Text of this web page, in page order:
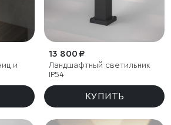
и
13 800 ₽
Ландшафтный светильник
IP54
КУПИТЬ